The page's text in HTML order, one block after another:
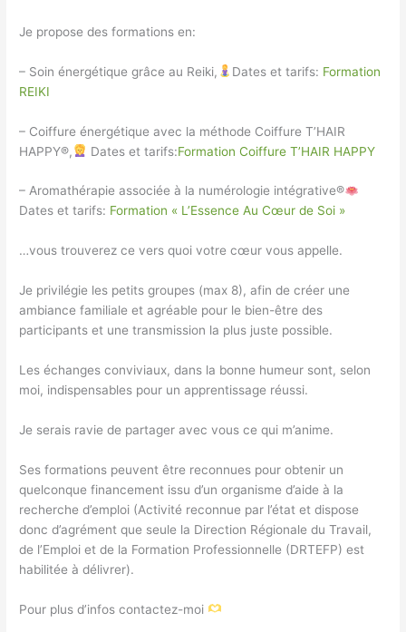
Je propose des formations en:
– Soin énergétique grâce au Reiki, Dates et tarifs: Formation
REIKI
– Coiffure énergétique avec la méthode Coiffure T’HAIR
HAPPY®,
Dates et tarifs:Formation Coiffure T’HAIR HAPPY
– Aromathérapie associée à la numérologie intégrative®
Dates et tarifs: Formation « L’Essence Au Cœur de Soi »
…vous trouverez ce vers quoi votre cœur vous appelle.
Je privilégie les petits groupes (max 8), afin de créer une
ambiance familiale et agréable pour le bien-être des
participants et une transmission la plus juste possible.
Les échanges conviviaux, dans la bonne humeur sont, selon
moi, indispensables pour un apprentissage réussi.
Je serais ravie de partager avec vous ce qui m’anime.
Ses formations peuvent être reconnues pour obtenir un
quelconque financement issu d’un organisme d’aide à la
recherche d’emploi (Activité reconnue par l’état et dispose
donc d’agrément que seule la Direction Régionale du Travail,
de l’Emploi et de la Formation Professionnelle (DRTEFP) est
habilitée à délivrer).
Pour plus d’infos contactez-moi